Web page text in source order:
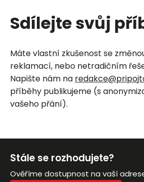
Sdílejte svůj
Máte vlastní zkušenost se
reklamací, nebo netradičním
Napište nám na
příběhy publikujeme (s
vašeho přání).
Stále se rozhodujete?
Ověříme dostupnost na vaší
Petra je online